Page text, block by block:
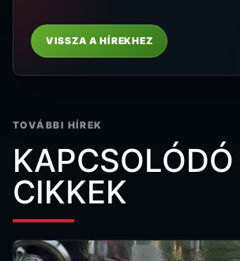
VISSZA A HÍREKHEZ
TOVÁBBI HÍREK
KAPCSOLÓDÓ
CIKKEK